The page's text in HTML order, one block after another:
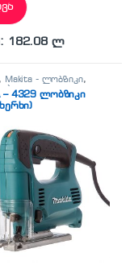
182.08 ლ
, Makita - ლობზიკი,
– 4329 ლობზიკი